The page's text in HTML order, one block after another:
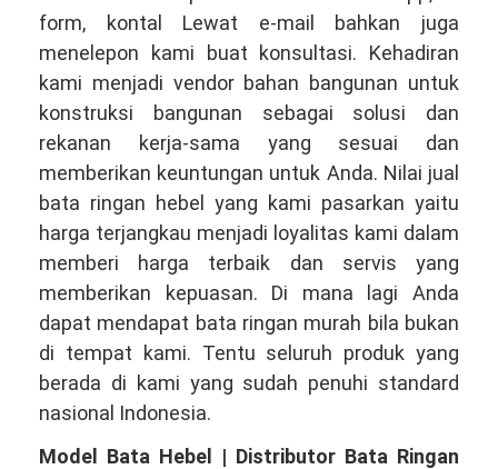
form, kontal Lewat e-mail bahkan juga
menelepon kami buat konsultasi. Kehadiran
kami menjadi vendor bahan bangunan untuk
konstruksi bangunan sebagai solusi dan
rekanan kerja-sama yang sesuai dan
memberikan keuntungan untuk Anda. Nilai jual
bata ringan hebel yang kami pasarkan yaitu
harga terjangkau menjadi loyalitas kami dalam
memberi harga terbaik dan servis yang
memberikan kepuasan. Di mana lagi Anda
dapat mendapat bata ringan murah bila bukan
di tempat kami. Tentu seluruh produk yang
berada di kami yang sudah penuhi standard
nasional Indonesia.
Model Bata Hebel | Distributor Bata Ringan